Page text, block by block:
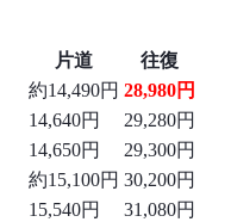
片道
往復
約14,490円 28,980円
14,640円
29,280円
14,650円
29,300円
約15,100円 30,200円
15,540円
31,080円